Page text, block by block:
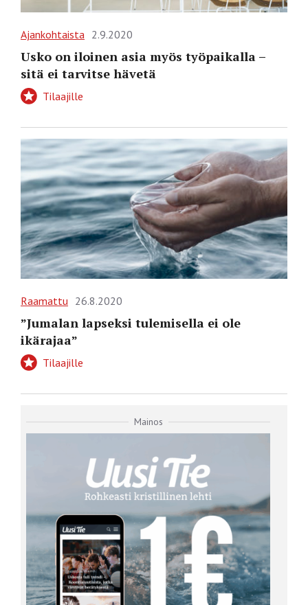
Ajankohtaista 2.9.2020
Usko on iloinen asia myös työpaikalla –
sitä ei tarvitse hävetä
Tilaajille
Raamattu 26.8.2020
”Jumalan lapseksi tulemisella ei ole
ikärajaa”
Tilaajille
Mainos